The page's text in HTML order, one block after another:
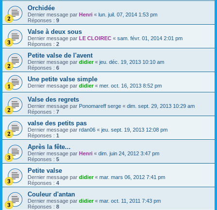
Orchidée
Dernier message par Henri « lun. juil. 07, 2014 1:53 pm
Réponses : 9
Valse à deux sous
Dernier message par LE CLOIREC « sam. févr. 01, 2014 2:01 pm
Réponses : 2
Petite valse de l'avent
Dernier message par didier« jeu. déc. 19, 2013 10:10 am
Réponses : 6
Une petite valse simple
Dernier message par didier« mer. oct. 16, 2013 8:52 pm
Valse des regrets
Dernier message par Ponomareff serge « dim. sept. 29, 2013 10:29 am
Réponses : 7
valse des petits pas
Dernier message par rdan06 « jeu. sept. 19, 2013 12:08 pm
Réponses : 1
Après la fête...
Dernier message par Henri « dim. juin 24, 2012 3:47 pm
Réponses : 5
Petite valse
Dernier message par didier« mar. mars 06, 2012 7:41 pm
Réponses : 4
Couleur d'antan
Dernier message par didier« mar. oct. 11, 2011 7:43 pm
Réponses : 8